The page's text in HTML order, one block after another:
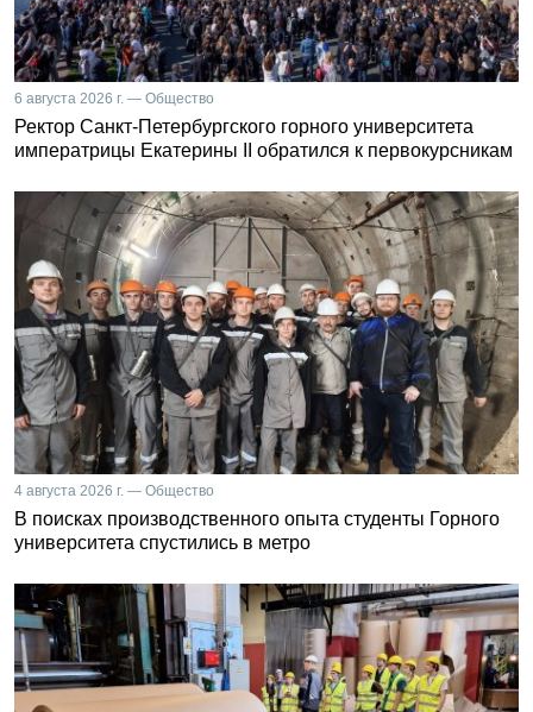
6 августа 2026 г. — Общество
Ректор Санкт-Петербургского горного университета
императрицы Екатерины II обратился к первокурсникам
4 августа 2026 г. — Общество
В поисках производственного опыта студенты Горного
университета спустились в метро